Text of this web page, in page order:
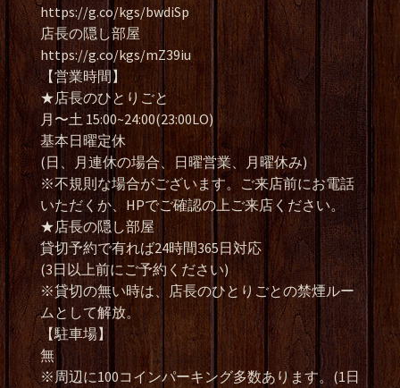
https://g.co/kgs/bwdiSp
店長の隠し部屋
https://g.co/kgs/mZ39iu
【営業時間】
★店長のひとりごと
月〜土 15:00~24:00(23:00LO)
基本日曜定休
(日、月連休の場合、日曜営業、月曜休み)
※不規則な場合がございます。ご来店前にお電話
いただくか、HPでご確認の上ご来店ください。
★店長の隠し部屋
貸切予約で有れば24時間365日対応
(3日以上前にご予約ください)
※貸切の無い時は、店長のひとりごとの禁煙ルー
ムとして解放。
【駐車場】
無
※周辺に100コインパーキング多数あります。(1日